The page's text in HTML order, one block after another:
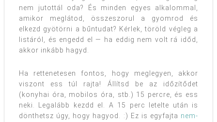
nem jutottál oda? És minden egyes alkalommal,
amikor meglátod, összeszorul a gyomrod és
elkezd gyötörni a bűntudat? Kérlek, töröld végleg a
listáról, és engedd el — ha eddig nem volt rá időd,
akkor inkább hagyd.
Ha rettenetesen fontos, hogy meglegyen, akkor
viszont ess túl rajta! Állítsd be az időzítődet
(konyhai óra, mobilos óra, stb.) 15 percre, és ess
neki. Legalább kezdd el. A 15 perc letelte után is
dönthetsz úgy, hogy hagyod. :) Ez is egyfajta nem-